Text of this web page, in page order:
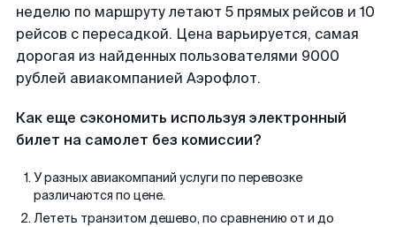
неделю по маршруту летают 5 прямых рейсов и 10
рейсов с пересадкой. Цена варьируется, самая
дорогая из найденных пользователями 9000
рублей авиакомпанией Аэрофлот.
Как еще сэкономить используя электронный
билет на самолет без комиссии?
У разных авиакомпаний услуги по перевозке
различаются по цене.
Лететь транзитом дешево, по сравнению от и до